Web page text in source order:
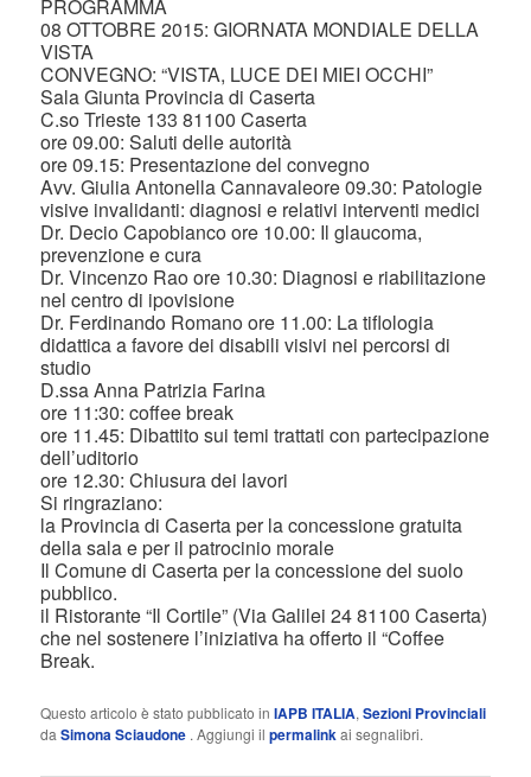
PROGRAMMA
08 OTTOBRE 2015: GIORNATA MONDIALE DELLA
VISTA
CONVEGNO: “VISTA, LUCE DEI MIEI OCCHI”
Sala Giunta Provincia di Caserta
C.so Trieste 133 81100 Caserta
ore 09.00: Saluti delle autorità
ore 09.15: Presentazione del convegno
Avv. Giulia Antonella Cannavaleore 09.30: Patologie
visive invalidanti: diagnosi e relativi interventi medici
Dr. Decio Capobianco ore 10.00: Il glaucoma,
prevenzione e cura
Dr. Vincenzo Rao ore 10.30: Diagnosi e riabilitazione
nel centro di ipovisione
Dr. Ferdinando Romano ore 11.00: La tiflologia
didattica a favore dei disabili visivi nei percorsi di
studio
D.ssa Anna Patrizia Farina
ore 11:30: coffee break
ore 11.45: Dibattito sui temi trattati con partecipazione
dell’uditorio
ore 12.30: Chiusura dei lavori
Si ringraziano:
la Provincia di Caserta per la concessione gratuita
della sala e per il patrocinio morale
Il Comune di Caserta per la concessione del suolo
pubblico.
il Ristorante “Il Cortile” (Via Galilei 24 81100 Caserta)
che nel sostenere l’iniziativa ha offerto il “Coffee
Break.
Questo articolo è stato pubblicato inIAPB ITALIA,Sezioni Provinciali
daSimona Sciaudone . Aggiungi ilpermalinkai segnalibri.